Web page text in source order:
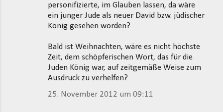
personifizierte, im Glauben lassen, da wäre
ein junger Jude als neuer David bzw. jüdischer
König gesehen worden?
Bald ist Weihnachten, wäre es nicht höchste
Zeit, dem schöpferischen Wort, das für die
Juden König war, auf zeitgemäße Weise zum
Ausdruck zu verhelfen?
25. November 2012 um 09:11